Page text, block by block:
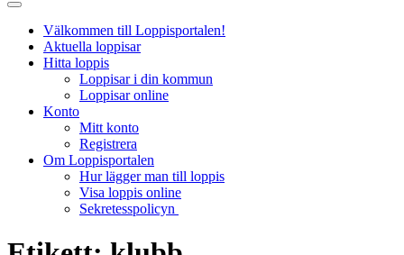
Välkommen till Loppisportalen!
Aktuella loppisar
Hitta loppis
Loppisar i din kommun
Loppisar online
Konto
Mitt konto
Registrera
Om Loppisportalen
Hur lägger man till loppis
Visa loppis online
Sekretesspolicyn